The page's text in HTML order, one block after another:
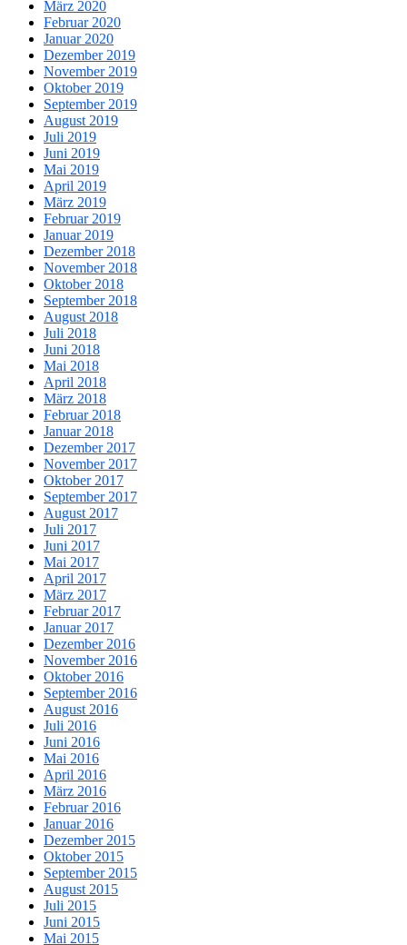
März 2020
Februar 2020
Januar 2020
Dezember 2019
November 2019
Oktober 2019
September 2019
August 2019
Juli 2019
Juni 2019
Mai 2019
April 2019
März 2019
Februar 2019
Januar 2019
Dezember 2018
November 2018
Oktober 2018
September 2018
August 2018
Juli 2018
Juni 2018
Mai 2018
April 2018
März 2018
Februar 2018
Januar 2018
Dezember 2017
November 2017
Oktober 2017
September 2017
August 2017
Juli 2017
Juni 2017
Mai 2017
April 2017
März 2017
Februar 2017
Januar 2017
Dezember 2016
November 2016
Oktober 2016
September 2016
August 2016
Juli 2016
Juni 2016
Mai 2016
April 2016
März 2016
Februar 2016
Januar 2016
Dezember 2015
Oktober 2015
September 2015
August 2015
Juli 2015
Juni 2015
Mai 2015